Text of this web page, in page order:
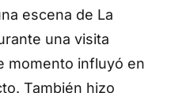
escena de La
una visita
momento influyó en
También hizo